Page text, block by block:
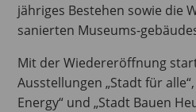
jähriges Bestehen sowie die
sanierten Museums-
Mit der Wiedereröffnung
Ausstellungen „Stadt für
Energy“ und „Stadt Bauen